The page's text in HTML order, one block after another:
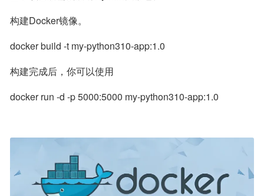
构建Docker镜像。
docker build -t my-python310-app:1.0
构建完成后，你可以使用
docker run -d -p 5000:5000 my-python310-app:1.0